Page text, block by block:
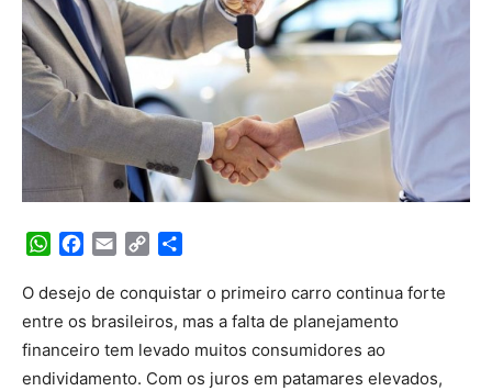
WhatsApp
Facebook
Email Copy
O desejo de conquistar o primeiro carro continua forte
entre os brasileiros, mas a falta de planejamento
financeiro tem levado muitos consumidores ao
endividamento. Com os juros em patamares elevados,